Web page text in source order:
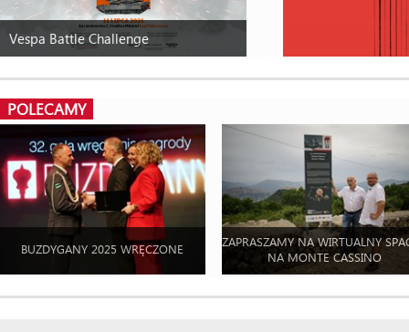
Vespa Battle Challenge
POLECAMY
BUZDYGANY 2025 WRĘCZONE
ZAPRASZAMY NA WIRTUALNY
NA MONTE CASSINO